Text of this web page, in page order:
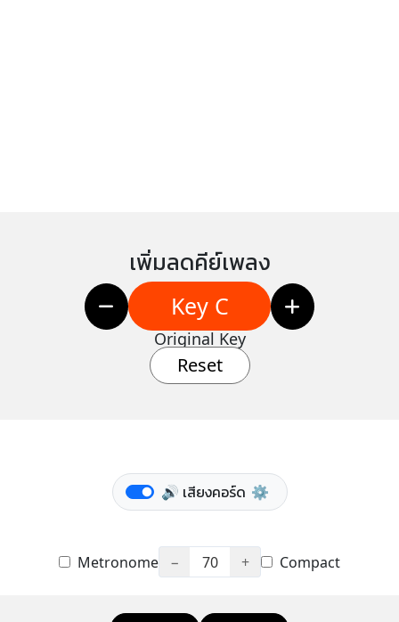
เพิ่มลดคีย์เพลง
Key C
Original Key
Reset
🔊 เสียงคอร์ด ⚙️
Metronome − 70 + Compact